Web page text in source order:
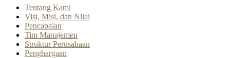
Tentang Kami
Visi, Misi, dan Nilai
Pencapaian
Tim Manajemen
Struktur Perusahaan
Penghargaan